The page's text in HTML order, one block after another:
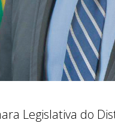
Legislativa do